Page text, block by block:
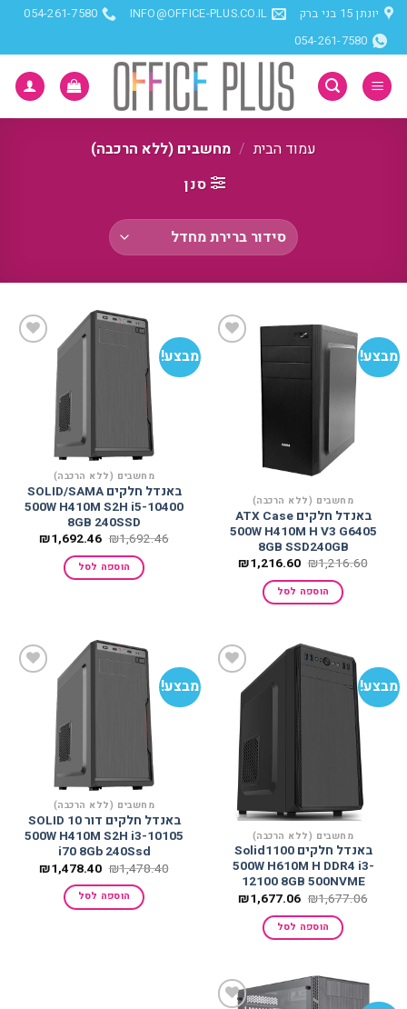
Skip
content
יונתן 15 בני ברק INFO@OFFICE-PLUS.CO.IL
054-261-7580
054-261-7580
עמוד הבית / מחשבים (ללא הרכבה)
סנן
מבצע!
מחשבים (ללא הרכבה)
באנדל חלקים ATX Case
500W H410M H V3 G6405
8GB SSD240GB
₪1,216.60 המחיר
היה:
₪1,216.60.
₪1,216.60 המחיר
הוספה לסל
מבצע!
מחשבים (ללא הרכבה)
באנדל חלקים SOLID/SAMA
500W H410M S2H i5-10400
8GB 240SSD
₪1,692.46 המחיר
היה:
₪1,692.46.
₪1,692.46 המחיר
הוספה לסל
מבצע!
למועדפים
מחשבים (ללא הרכבה)
באנדל חלקים Solid1100
500W H610M H DDR4 i3-
12100 8GB 500NVME
₪1,677.06 המחיר
היה:
₪1,677.06.
₪1,677.06 המחיר
הוספה לסל
מבצע!
מחשבים (ללא הרכבה)
באנדל חלקים דור 10 SOLID
500W H410M S2H i3-10105
i70 8Gb 240Ssd
₪1,478.40 המחיר
היה:
₪1,478.40.
₪1,478.40 המחיר
הוספה לסל